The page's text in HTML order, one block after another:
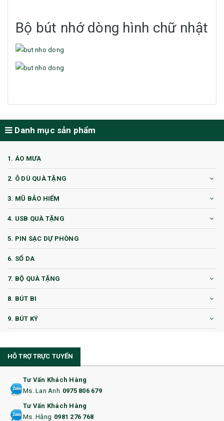
Bộ bút nhớ dòng hình chữ nhật
Danh mục sản phẩm
1. ÁO MƯA
2. Ô DÙ QUÀ TẶNG
3. MŨ BẢO HIỂM
4. USB QUÀ TẶNG
5. PIN SẠC DỰ PHÒNG
6. SỔ DA
7. BỘ QUÀ TẶNG
8. BÚT BI
9. BÚT KÝ
11. CỐC/BÌNH GIỮ NHIỆT
12. BÌNH NƯỚC
13. QUÀ TẶNG CAO CẤP
14. HỘP/VÍ ĐỰNG NAMECARD
HỖ TRỢ TRỰC TUYẾN
Tư Vấn Khách Hàng
Ms. Lan Anh 0975 806 679
Tư Vấn Khách Hàng
Ms. Hằng 0981 276 768